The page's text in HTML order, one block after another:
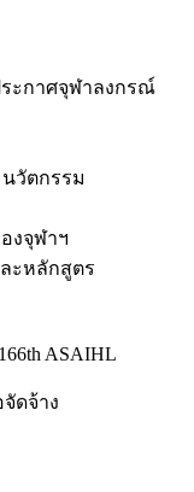
ะกาศจุฬาลงกรณ์
วัตกรรม
งจุฬาฯ
ะหลักสูตร
ASAIHL
ดจ้าง